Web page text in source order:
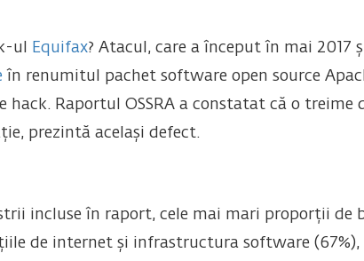
ul Equifax? Atacul, care a început în mai
în renumitul pachet software open source
hack. Raportul OSSRA a constatat că o treime
prezintă același defect.
incluse în raport, cele mai mari proporții de
de internet și infrastructura software